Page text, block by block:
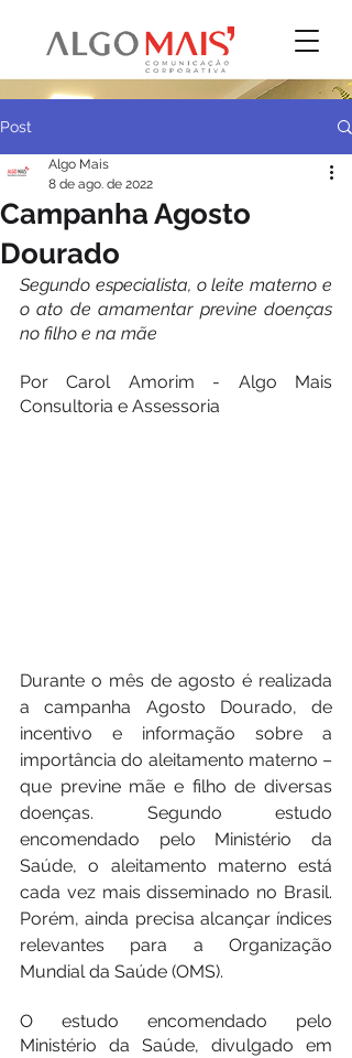
Post
Campanha Agosto
Dourado
Algo Mais
8 de ago. de 2022
Segundo especialista, o leite materno e
o ato de amamentar previne doenças
no filho e na mãe
Por Carol Amorim - Algo Mais
Consultoria e Assessoria
Durante o mês de agosto é realizada
a campanha Agosto Dourado, de
incentivo e informação sobre a
importância do aleitamento materno –
que previne mãe e filho de diversas
doenças. Segundo estudo
encomendado pelo Ministério da
Saúde, o aleitamento materno está
cada vez mais disseminado no Brasil.
Porém, ainda precisa alcançar índices
relevantes para a Organização
Mundial da Saúde (OMS).
O estudo encomendado pelo
Ministério da Saúde, divulgado em